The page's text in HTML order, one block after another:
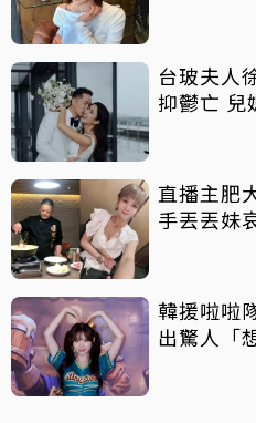
台玻夫人
抑鬱亡 兒
直播主肥
手丟丟妹
韓援啦啦
出驚人「